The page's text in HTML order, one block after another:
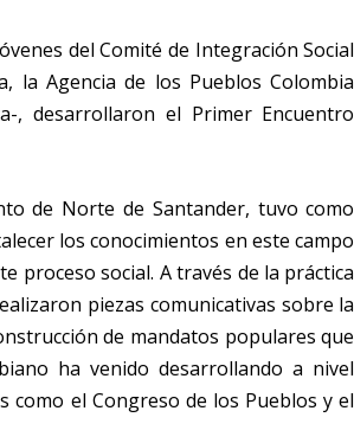
del Comité de Integración Social
la Agencia de los Pueblos Colombia
, desarrollaron el Primer Encuentro
de Norte de Santander, tuvo como
los conocimientos en este campo
proceso social. A través de la práctica
piezas comunicativas sobre la
de mandatos populares que
ha venido desarrollando a nivel
el Congreso de los Pueblos y el